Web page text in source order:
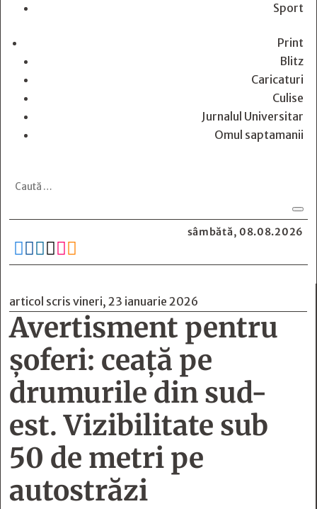
Sport
Print
Blitz
Caricaturi
Culise
Jurnalul Universitar
Omul saptamanii
sâmbătă, 08.08.2026
     
articol scris vineri, 23 ianuarie 2026
Avertisment pentru
șoferi: ceață pe
drumurile din sud-
est. Vizibilitate sub
50 de metri pe
autostrăzi